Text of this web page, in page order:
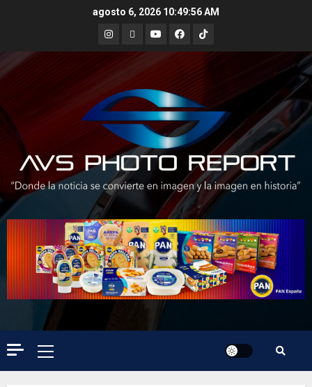
agosto 6, 2026 10:49:57 AM
Instagram
X YoutubeFacebook
TikTok
Primary
Menu